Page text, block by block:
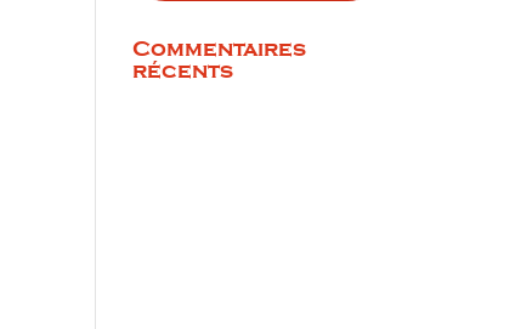
Commentaires
récents